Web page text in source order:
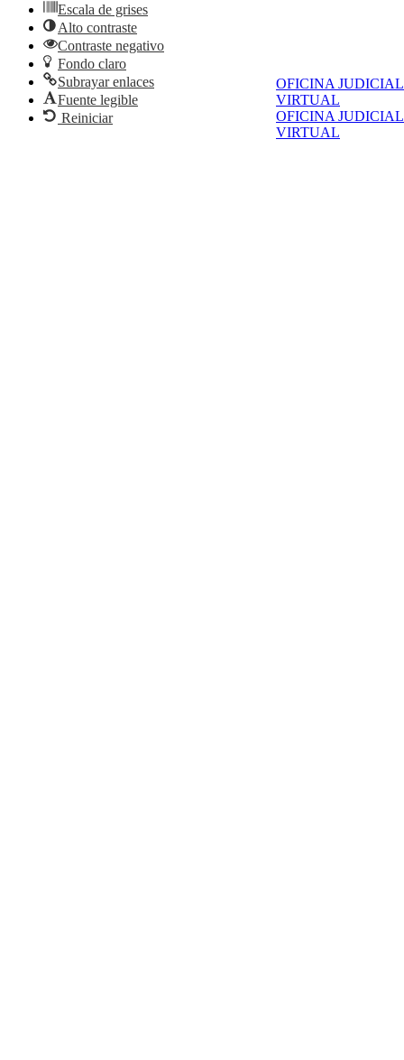
OFICINA JUDICIAL
VIRTUAL
OFICINA JUDICIAL
VIRTUAL
Escala de grises
Alto contraste
Contraste negativo
Fondo claro
Subrayar enlaces
Fuente legible
Reiniciar